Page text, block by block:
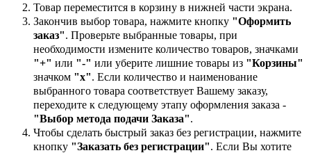
Товар переместится в корзину в нижней части экрана.
Закончив выбор товара, нажмите кнопку "Оформить
заказ". Проверьте выбранные товары, при
необходимости измените количество товаров, значками
"+" или "-" или уберите лишние товары из "Корзины"
значком "х". Если количество и наименование
выбранного товара соответствует Вашему заказу,
переходите к следующему этапу оформления заказа -
"Выбор метода подачи Заказа".
Чтобы сделать быстрый заказ без регистрации, нажмите
кнопку "Заказать без регистрации". Если Вы хотите